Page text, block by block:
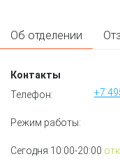
Об отделении
Контакты
Телефон:
Режим работы:
Сегодня 10:00-20:00